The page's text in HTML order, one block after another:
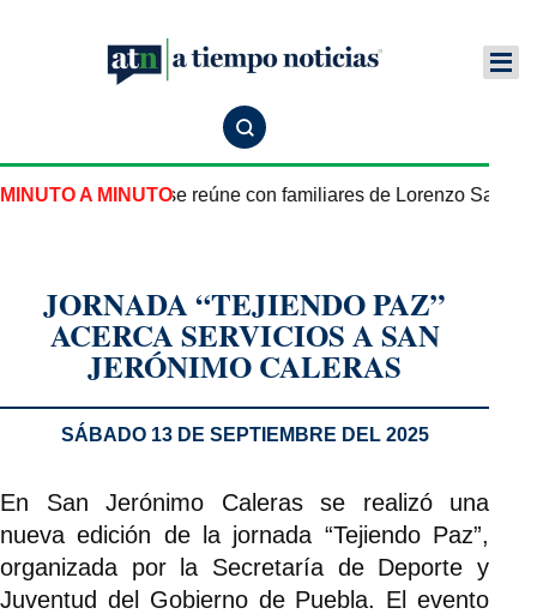
MINUTO A MINUTO
México en EU se reúne con familiares de Lorenzo Salgado
JORNADA “TEJIENDO PAZ”
ACERCA SERVICIOS A SAN
JERÓNIMO CALERAS
SÁBADO 13 DE SEPTIEMBRE DEL 2025
En San Jerónimo Caleras se realizó una
nueva edición de la jornada “Tejiendo Paz”,
organizada por la Secretaría de Deporte y
Juventud del Gobierno de Puebla. El evento